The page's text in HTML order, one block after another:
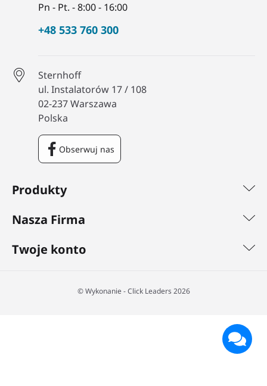
Produkty
Nasza Firma
Twoje konto
Pn - Pt. - 8:00 - 16:00
+48 533 760 300
Sternhoff
ul. Instalatorów 17 / 108
02-237 Warszawa
Polska
Obserwuj nas
Facebook
©️ Wykonanie - Click Leaders 2026